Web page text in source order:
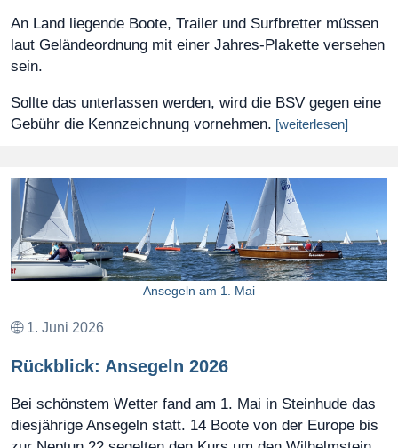
An Land liegende Boote, Trailer und Surfbretter müssen
laut Geländeordnung mit einer Jahres-Plakette versehen
sein.
Sollte das unterlassen werden, wird die BSV gegen eine
Gebühr die Kennzeichnung vornehmen. [weiterlesen]
Ansegeln am 1. Mai
1. Juni 2026
Rückblick: Ansegeln 2026
Bei schönstem Wetter fand am 1. Mai in Steinhude das
diesjährige Ansegeln statt. 14 Boote von der Europe bis